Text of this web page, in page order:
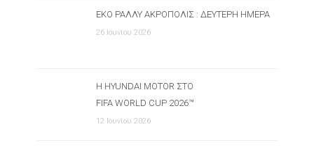
ΕΚΟ ΡΆΛΛΥ ΑΚΡΌΠΟΛΙΣ : ΔΕΎΤΕΡΗ ΗΜΈΡΑ
26 Ιουνίου 2026
Η HYUNDAI MOTOR ΣΤΟ
FIFA WORLD CUP 2026™
12 Ιουνίου 2026